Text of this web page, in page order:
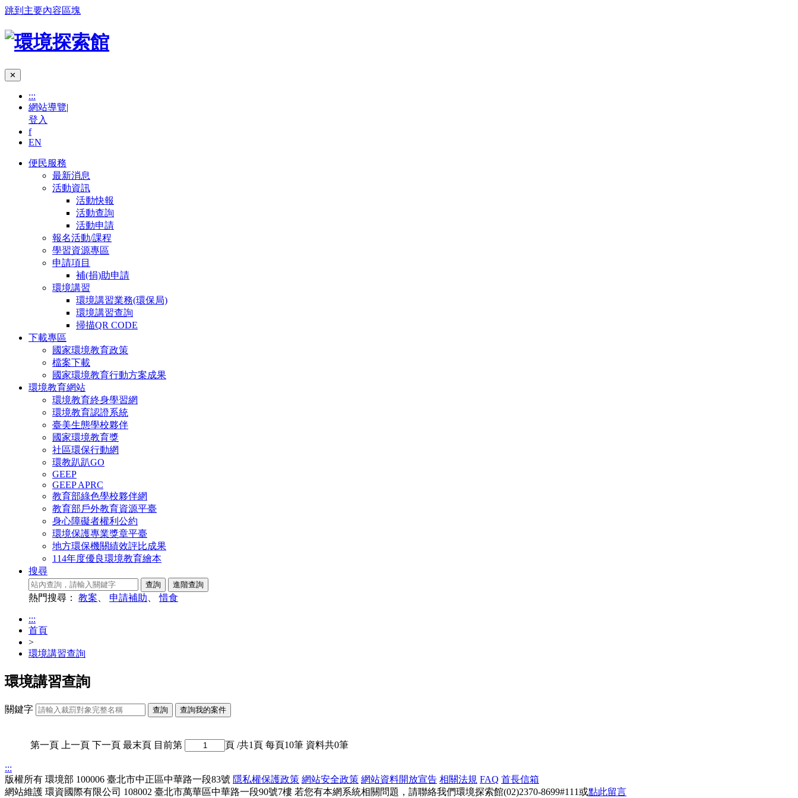
跳到主要內容區塊
✕
:::
網站導覽|
登入
f
EN
便民服務
最新消息
活動資訊
活動快報
活動查詢
活動申請
報名活動/課程
學習資源專區
申請項目
補(捐)助申請
環境講習
環境講習業務(環保局)
環境講習查詢
掃描QR CODE
下載專區
國家環境教育政策
檔案下載
國家環境教育行動方案成果
環境教育網站
環境教育終身學習網
環境教育認證系統
臺美生態學校夥伴
國家環境教育獎
社區環保行動網
環教趴趴GO
GEEP
GEEP APRC
教育部綠色學校夥伴網
教育部戶外教育資源平臺
身心障礙者權利公約
環境保護專業獎章平臺
地方環保機關績效評比成果
114年度優良環境教育繪本
搜尋
熱門搜尋： 教案 申請補助 、惜食
:::
首頁
>
環境講習查詢
環境講習查詢
關鍵字
第一頁 上一頁 下一頁 最末頁 目前第 頁 /共1頁 每頁10筆 資料共0筆
:::
版權所有 環境部 100006 臺北市中正區中華路一段83號 隱私權保護政策 網站安全政策 網站資料開放宣告 相關法規 FAQ 首長信箱
網站維護 環資國際有限公司 108002 臺北市萬華區中華路一段90號7樓 若您有本網系統相關問題，請聯絡我們環境探索館(02)2370-8699#111或點此留言